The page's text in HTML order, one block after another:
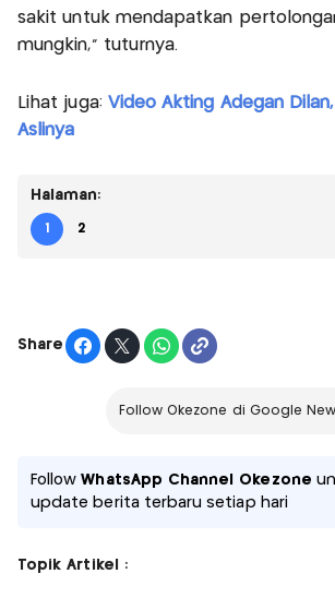
sakit untuk mendapatkan
mungkin,” tuturnya.
Lihat juga: Video Akting Adegan
Aslinya
Halaman:
1 2
Share
Follow Okezone di Google
FollowWhatsApp Channel Okezone
update berita terbaru setiap hari
Topik Artikel :